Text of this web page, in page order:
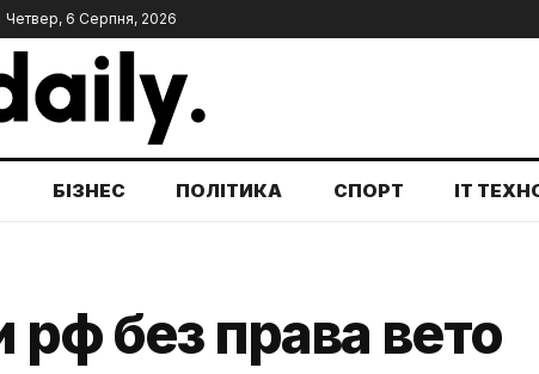
Четвер, 6 Серпня, 2026
БІЗНЕС ПОЛІТИКА СПОРТ IT
рф без права вето